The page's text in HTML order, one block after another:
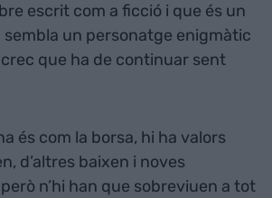
escrit com a ficció i que és un
sembla un personatge enigmàtic
que ha de continuar sent
és com la borsa, hi ha valors
d’altres baixen i noves
n’hi han que sobreviuen a tot